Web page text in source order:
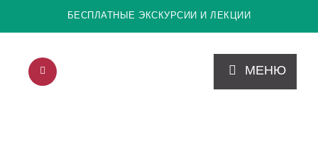
БЕСПЛАТНЫЕ ЭКСКУРСИИ И ЛЕКЦИИ
МЕНЮ